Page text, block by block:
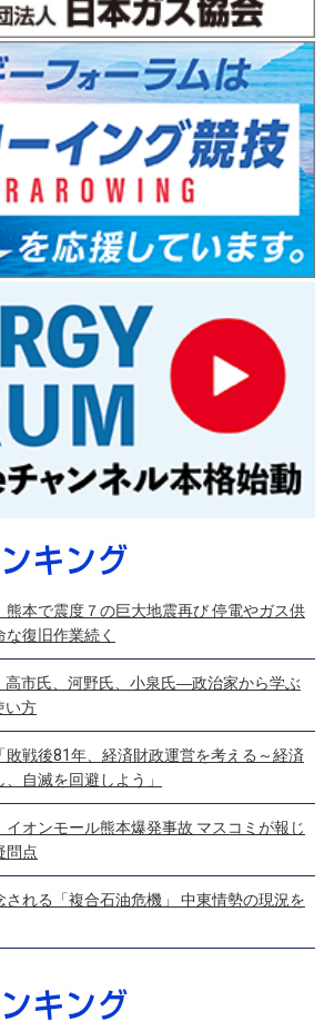
熊本で震度７の巨大地震再び 停電やガス供
復旧作業続く
高市氏、河野氏、小泉氏―政治家から学ぶ
い方
敗戦後81年、経済財政運営を考える～経済
自滅を回避しよう」
イオンモール熊本爆発事故 マスコミが報じ
問点
される「複合石油危機」 中東情勢の現況を